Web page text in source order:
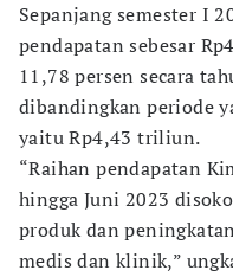
Sepanjang semester I
pendapatan sebesar
11,78 persen secara
dibandingkan periode
yaitu Rp4,43 triliun.
“Raihan pendapatan
hingga Juni 2023
produk dan
medis dan klinik,”